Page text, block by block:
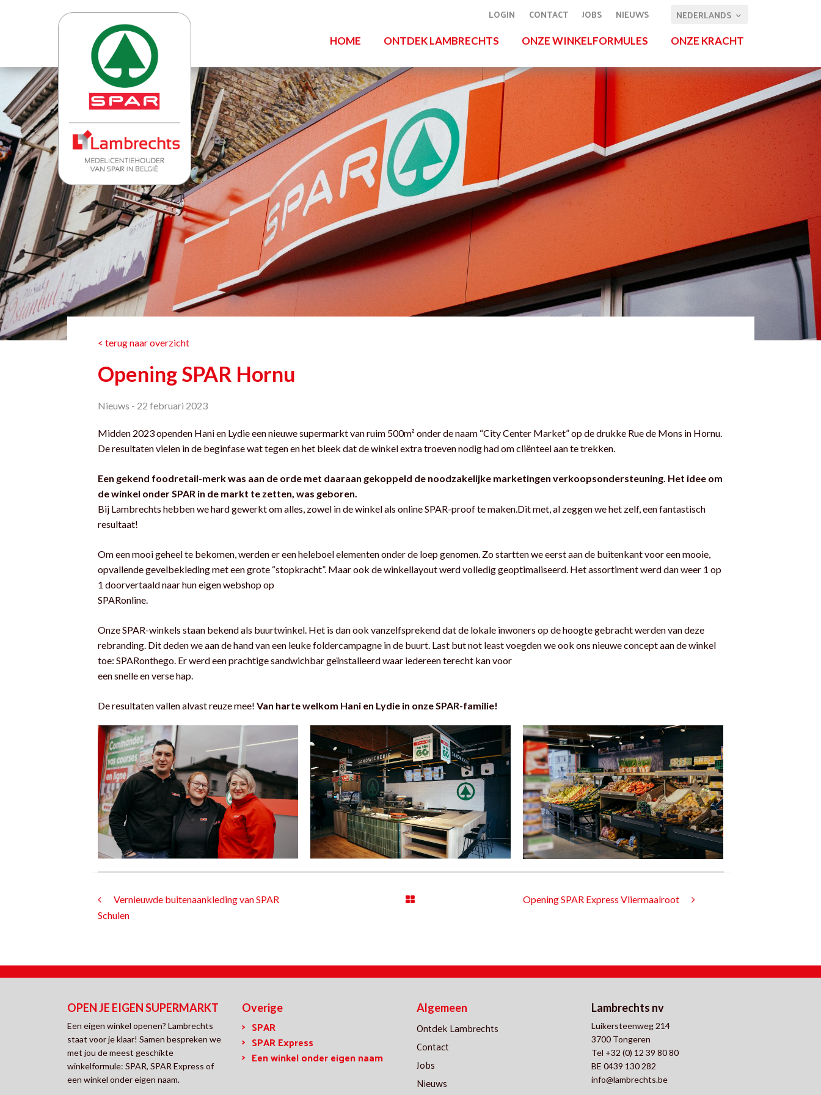
Jump
navigation
LOGIN CONTACT JOBS NIEUWS
HOME ONTDEK LAMBRECHTS ONZE WINKELFORMULES ONZE KRACHT
< terug naar overzicht
Opening SPAR Hornu
Nieuws - 22 februari 2023
Midden 2023 openden Hani en Lydie een nieuwe supermarkt van ruim 500m² onder de naam “City Center Market” op de drukke Rue de Mons in Hornu.
De resultaten vielen in de beginfase wat tegen en het bleek dat de winkel extra troeven nodig had om cliënteel aan te trekken.
Een gekend foodretail-merk was aan de orde met daaraan gekoppeld de noodzakelijke marketingen verkoopsondersteuning. Het idee om
de winkel onder SPAR in de markt te zetten, was geboren.
Bij Lambrechts hebben we hard gewerkt om alles, zowel in de winkel als online SPAR-proof te maken.Dit met, al zeggen we het zelf, een fantastisch
resultaat!
Om een mooi geheel te bekomen, werden er een heleboel elementen onder de loep genomen. Zo startten we eerst aan de buitenkant voor een mooie,
opvallende gevelbekleding met een grote “stopkracht”. Maar ook de winkellayout werd volledig geoptimaliseerd. Het assortiment werd dan weer 1 op
1 doorvertaald naar hun eigen webshop op
SPARonline.
Onze SPAR-winkels staan bekend als buurtwinkel. Het is dan ook vanzelfsprekend dat de lokale inwoners op de hoogte gebracht werden van deze
rebranding. Dit deden we aan de hand van een leuke foldercampagne in de buurt. Last but not least voegden we ook ons nieuwe concept aan de winkel
toe: SPARonthego. Er werd een prachtige sandwichbar geïnstalleerd waar iedereen terecht kan voor
een snelle en verse hap.
De resultaten vallen alvast reuze mee! Van harte welkom Hani en Lydie in onze SPAR-familie!
Vernieuwde buitenaankleding van SPAR
Schulen
Opening SPAR Express Vliermaalroot
OPEN JE EIGEN SUPERMARKT
Een eigen winkel openen? Lambrechts
staat voor je klaar! Samen bespreken we
met jou de meest geschikte
winkelformule: SPAR, SPAR Express of
een winkel onder eigen naam.
Overige
SPAR
SPAR Express
Een winkel onder eigen naam
Algemeen
Ontdek Lambrechts
Contact
Jobs
Nieuws
Lambrechts nv
Luikersteenweg 214
3700 Tongeren
Tel +32 (0) 12 39 80 80
BE 0439 130 282
info@lambrechts.be